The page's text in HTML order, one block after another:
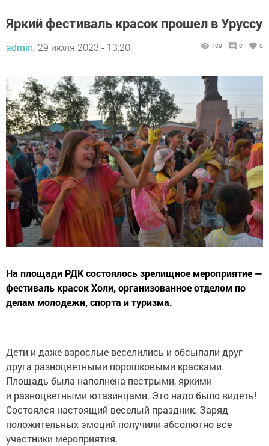
Яркий фестиваль красок прошел в Уруссу
admin, 29 июля 2023 - 13:20 709 0 0
На площади РДК состоялось зрелищное мероприятие —
фестиваль красок Холи, организованное отделом по
делам молодежи, спорта и туризма.
Дети и даже взрослые веселились и обсыпали друг
друга разноцветными порошковыми красками.
Площадь была наполнена пестрыми, яркими
и разноцветными ютазинцами. Это надо было видеть!
Состоялся настоящий веселый праздник. Заряд
положительных эмоций получили абсолютно все
участники мероприятия.